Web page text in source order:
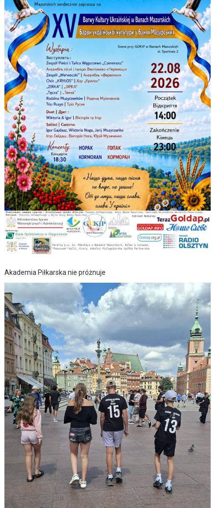
Akademia Piłkarska nie próżnuje